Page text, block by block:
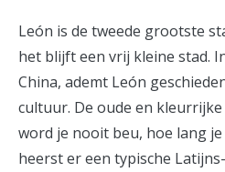
León is de tweede grootste
het blijft een vrij kleine stad.
China, ademt León
cultuur. De oude en
word je nooit beu, hoe lang
heerst er een typische